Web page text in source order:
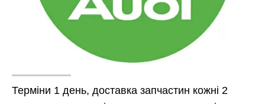
Терміни 1 день, доставка запчастин кожні 2